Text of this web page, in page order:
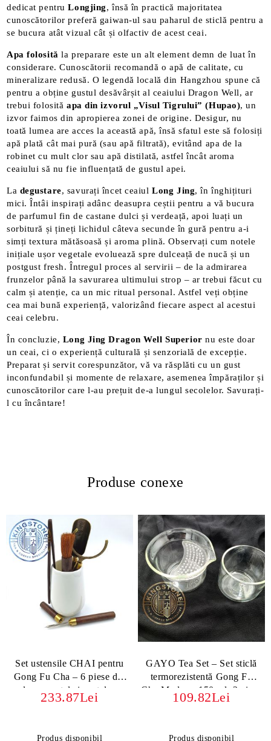
dedicat pentruLongjing, însă în practică majoritatea
cunoscătorilor preferă gaiwan-ul sau paharul de sticlă pentru a
se bucura atât vizual cât și olfactiv de acest ceai​.
Apa folosită la preparare este un alt element demn de luat în
considerare. Cunoscătorii recomandă o apă de calitate, cu
mineralizare redusă. O legendă locală din Hangzhou spune că
pentru a obține gustul desăvârșit al ceaiului Dragon Well, ar
trebui folosită apa din izvorul „Visul Tigrului” (Hupao), un
izvor faimos din apropierea zonei de origine​. Desigur, nu
toată lumea are acces la această apă, însă sfatul este să folosiți
apă plată cât mai pură (sau apă filtrată), evitând apa de la
robinet cu mult clor sau apă distilată, astfel încât aroma
ceaiului să nu fie influențată de gustul apei.
La degustare, savurați încet ceaiulLong Jing, în înghițituri
mici. Întâi inspirați adânc deasupra ceștii pentru a vă bucura
de parfumul fin de castane dulci și verdeață, apoi luați un
sorbitură și țineți lichidul câteva secunde în gură pentru a-i
simți textura mătăsoasă și aroma plină. Observați cum notele
inițiale ușor vegetale evoluează spre dulceață de nucă și un
postgust fresh. Întregul proces al servirii – de la admirarea
frunzelor până la savurarea ultimului strop – ar trebui făcut cu
calm și atenție, ca un mic ritual personal. Astfel veți obține
cea mai bună experiență, valorizând fiecare aspect al acestui
ceai celebru.
În concluzie, Long Jing Dragon Well Superior nu este doar
un ceai, ci o experiență culturală și senzorială de excepție.
Preparat și servit corespunzător, vă va răsplăti cu un gust
inconfundabil și momente de relaxare, asemenea împăraților și
cunoscătorilor care l-au prețuit de-a lungul secolelor. Savurați-
l cu încântare!
Produse conexe
Set ustensile CHAI pentru
Gong Fu Cha – 6 piese din
lemn, metal și porțelan
233.87Lei
Produs disponibil
GAYO Tea Set – Set sticlă
termorezistentă Gong Fu
Cha Modern, 150 ml, 2 piese
109.82Lei
Produs disponibil